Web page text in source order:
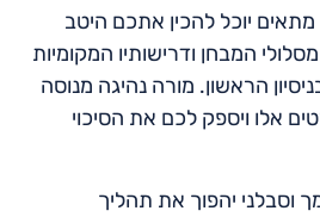
מתאים יוכל להכין אתכם היטב
המבחן ודרישותיו המקומיות
הראשון. מורה נהיגה מנוסה
אלו ויספק לכם את הסיכוי
וסבלני יהפוך את תהליך